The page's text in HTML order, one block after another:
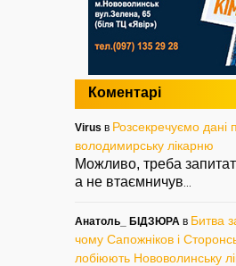
Коментарі
Virus в Розсекречуємо дані
володимирську лікарню
Можливо, треба
а не втаємничув
Анатоль_ БІДЗЮРА в Битва
чому Сапожніков і
лобіюють Нововолинську